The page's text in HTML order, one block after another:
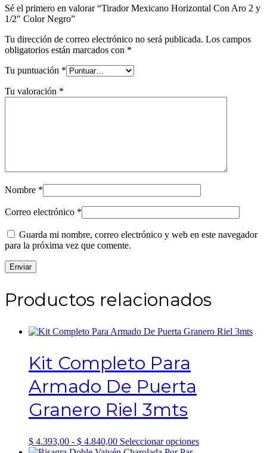
Sé el primero en valorar “Tirador Mexicano Horizontal Con Aro 2 y
1/2″ Color Negro”
Tu dirección de correo electrónico no será publicada. Los campos
obligatorios están marcados con *
Tu puntuación *
Tu valoración *
Nombre *
Correo electrónico *
Guarda mi nombre, correo electrónico y web en este navegador
para la próxima vez que comente.
Productos relacionados
Kit Completo Para
Armado De Puerta
Granero Riel 3mts
$ 4.393,00 - $ 4.840,00Rango
Seleccionar opcionesEste